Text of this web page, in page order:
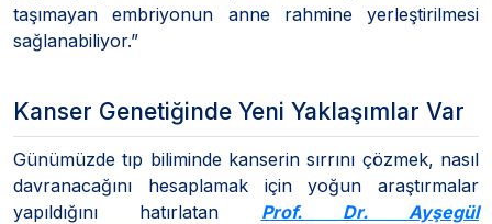
taşımayan embriyonun anne rahmine yerleştirilmesi
sağlanabiliyor.”
Kanser Genetiğinde Yeni Yaklaşımlar Var
Günümüzde tıp biliminde kanserin sırrını çözmek, nasıl
davranacağını hesaplamak için yoğun araştırmalar
yapıldığını hatırlatan Prof. Dr. Ayşegül